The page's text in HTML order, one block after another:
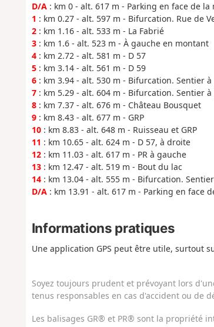
D/A: km 0 - alt. 617 m - Parking en face de
1 : km 0.27 - alt. 597 m - Bifurcation. Rue de
2: km 1.16 - alt. 533 m - La Fabrié
3: km 1.6 - alt. 523 m - À gauche en montant
4: km 2.72 - alt. 581 m - D 57
5: km 3.14 - alt. 561 m - D 59
6: km 3.94 - alt. 530 m - Bifurcation. Sentier à
7: km 5.29 - alt. 604 m - Bifurcation. Sentier à
8: km 7.37 - alt. 676 m - Château Bousquet
9: km 8.43 - alt. 677 m - GRP
10: km 8.83 - alt. 648 m - Ruisseau et GRP
11 : km 10.65 - alt. 624 m - D 57, à droite
12: km 11.03 - alt. 617 m - PR à gauche
13: km 12.47 - alt. 519 m - Bout du lac
14: km 13.04 - alt. 555 m - Bifurcation.
D/A: km 13.91 - alt. 617 m - Parking en face
Informations pratiques
Une application GPS peut être utile, surtout
Soyez toujours prudent et prévoyant lors
tenus responsables en cas d'accident ou de
Les balisages GR® et PR® sont la propriété